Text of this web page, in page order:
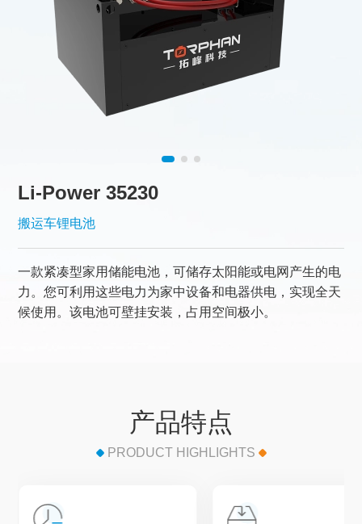
Li-Power 35230
搬运车锂电池
一款紧凑型家用储能电池，可储存太阳能或电网产生的电
力。您可利用这些电力为家中设备和电器供电，实现全天
候使用。该电池可壁挂安装，占用空间极小。
产品特点
PRODUCT HIGHLIGHTS